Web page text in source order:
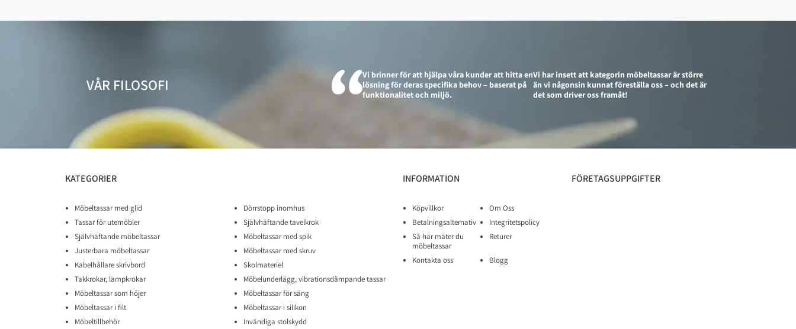
VÅR FILOSOFI
Vi brinner för att hjälpa våra kunder att hitta en
lösning för deras specifika behov – baserat på
funktionalitet och miljö.
Vi har insett att kategorin möbeltassar är större
än vi någonsin kunnat föreställa oss – och det är
det som driver oss framåt!
KATEGORIER
Möbeltassar med glid
Tassar för utemöbler
Självhäftande möbeltassar
Justerbara möbeltassar
Kabelhållare skrivbord
Takkrokar, lampkrokar
Möbeltassar som höjer
Möbeltassar i filt
Möbeltillbehör
Dörrstopp inomhus
Självhäftande tavelkrok
Möbeltassar med spik
Möbeltassar med skruv
Skolmateriel
Möbelunderlägg, vibrationsdämpande tassar
Möbeltassar för säng
Möbeltassar i silikon
Invändiga stolskydd
INFORMATION
Köpvillkor
Om Oss
Betalningsalternativ
Integritetspolicy
Så här mäter du
möbeltassar
Returer
Kontakta oss Blogg
FÖRETAGSUPPGIFTER